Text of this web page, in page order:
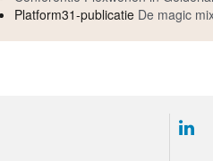
Platform31-publicatie De magic